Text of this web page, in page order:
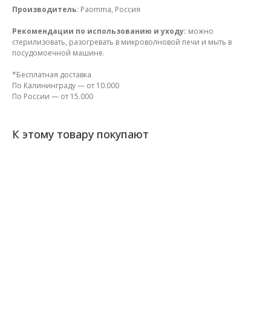
Производитель: Paomma, Россия
Рекомендации по использованию и уходу: можно
стерилизовать, разогревать в микроволновой печи и мыть в
посудомоечной машине.
*Бесплатная доставка
По Калининграду — от 10.000
По России — от 15.000
К этому товару покупают